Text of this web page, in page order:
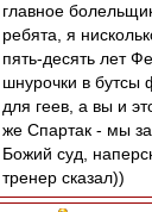
главное
ребята, я
пять-десять лет
шнурочки в бутсы
для геев, а вы и
же Спартак - мы
Божий суд,
тренер сказал))